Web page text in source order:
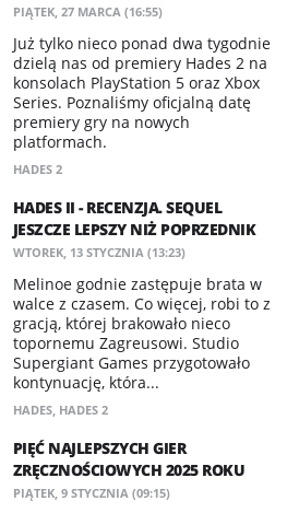
PIĄTEK, 27 MARCA (16:55)
Już tylko nieco ponad dwa tygodnie
dzielą nas od premiery Hades 2 na
konsolach PlayStation 5 oraz Xbox
Series. Poznaliśmy oficjalną datę
premiery gry na nowych
platformach.
HADES 2
HADES II - RECENZJA. SEQUEL
JESZCZE LEPSZY NIŻ POPRZEDNIK
WTOREK, 13 STYCZNIA (13:23)
Melinoe godnie zastępuje brata w
walce z czasem. Co więcej, robi to z
gracją, której brakowało nieco
topornemu Zagreusowi. Studio
Supergiant Games przygotowało
kontynuację, która...
HADES, HADES 2
PIĘĆ NAJLEPSZYCH GIER
ZRĘCZNOŚCIOWYCH 2025 ROKU
PIĄTEK, 9 STYCZNIA (09:15)